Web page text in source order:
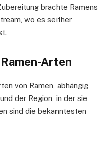
brachte Ramens
wo es seither
Arten
von Ramen, abhängig
der Region, in der sie
sind die bekanntesten